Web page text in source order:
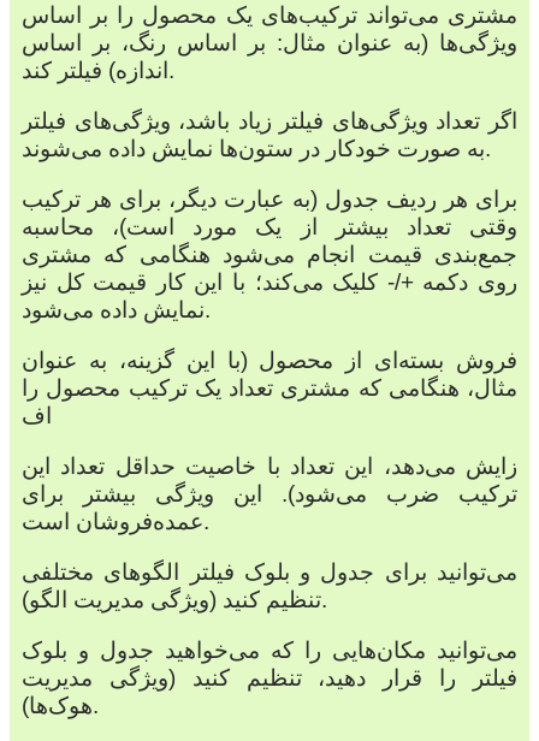
مشتری می‌تواند ترکیب‌های یک محصول را بر اساس
ویژگی‌ها (به عنوان مثال: بر اساس رنگ، بر اساس
اندازه) فیلتر کند.
اگر تعداد ویژگی‌های فیلتر زیاد باشد، ویژگی‌های فیلتر
به صورت خودکار در ستون‌ها نمایش داده می‌شوند.
برای هر ردیف جدول (به عبارت دیگر، برای هر ترکیب
وقتی تعداد بیشتر از یک مورد است)، محاسبه
جمع‌بندی قیمت انجام می‌شود هنگامی که مشتری
روی دکمه +/- کلیک می‌کند؛ با این کار قیمت کل نیز
نمایش داده می‌شود.
فروش بسته‌ای از محصول (با این گزینه، به عنوان
مثال، هنگامی که مشتری تعداد یک ترکیب محصول را
اف
زایش می‌دهد، این تعداد با خاصیت حداقل تعداد این
ترکیب ضرب می‌شود). این ویژگی بیشتر برای
عمده‌فروشان است.
می‌توانید برای جدول و بلوک فیلتر الگوهای مختلفی
تنظیم کنید (ویژگی مدیریت الگو).
می‌توانید مکان‌هایی را که می‌خواهید جدول و بلوک
فیلتر را قرار دهید، تنظیم کنید (ویژگی مدیریت
هوک‌ها).